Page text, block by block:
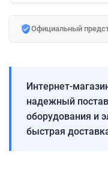
Официальный
Интернет-
надежный
оборудования и
быстрая